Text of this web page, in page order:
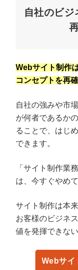
自社のビ
Webサイト制作
コンセプトを再
自社の強みや市
が何者であるか
ることで、はじ
できます。
「サイト制作業
は、今すぐやめ
サイト制作は本
お客様のビジネ
値を発揮できな
Webサイ